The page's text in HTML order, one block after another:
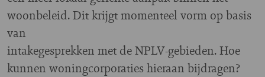
woonbeleid. Dit krijgt momenteel vorm op basis
van
intakegesprekken met de NPLV-gebieden. Hoe
kunnen woningcorporaties hieraan bijdragen?